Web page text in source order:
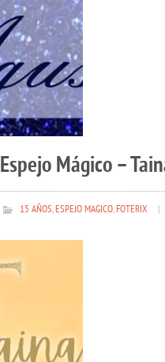
Espejo Mágico –
15 AÑOS,ESPEJO MAGICO,FOTERIX